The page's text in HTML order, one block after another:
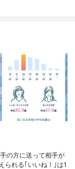
の方に送って相手が
られる｢いいね！｣は1